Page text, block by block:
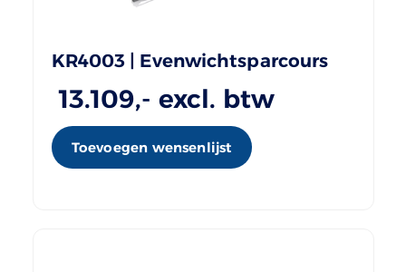
KR4003 | Evenwichtsparcours
13.109,- excl. btw
Toevoegen wensenlijst